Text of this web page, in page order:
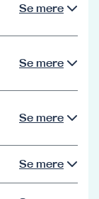
Se mere
Se mere
Se mere
Se mere